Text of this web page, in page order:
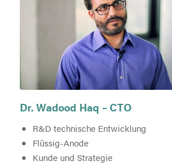
Dr. Wadood Haq – CTO
R&D technische Entwicklung
Flüssig-Anode
Kunde und Strategie